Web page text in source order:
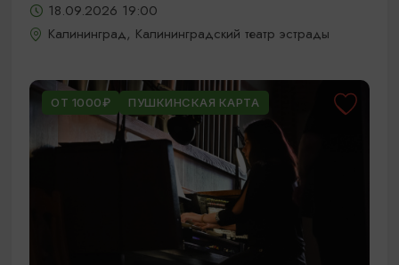
18.09.2026 19:00
Калининград, Калининградский театр эстрады
ОТ 1000₽ ПУШКИНСКАЯ КАРТА